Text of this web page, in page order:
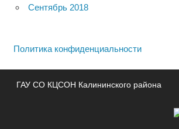
Сентябрь 2018
Политика конфиденциальности
ГАУ СО КЦСОН Калининского района